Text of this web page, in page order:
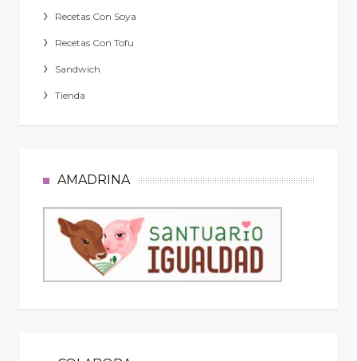
Recetas Con Soya
Recetas Con Tofu
Sandwich
Tienda
AMADRINA